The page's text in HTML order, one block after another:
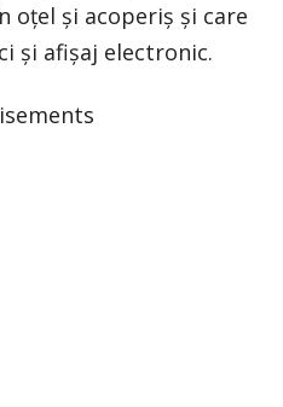
oțel și acoperiș și care
și afișaj electronic.